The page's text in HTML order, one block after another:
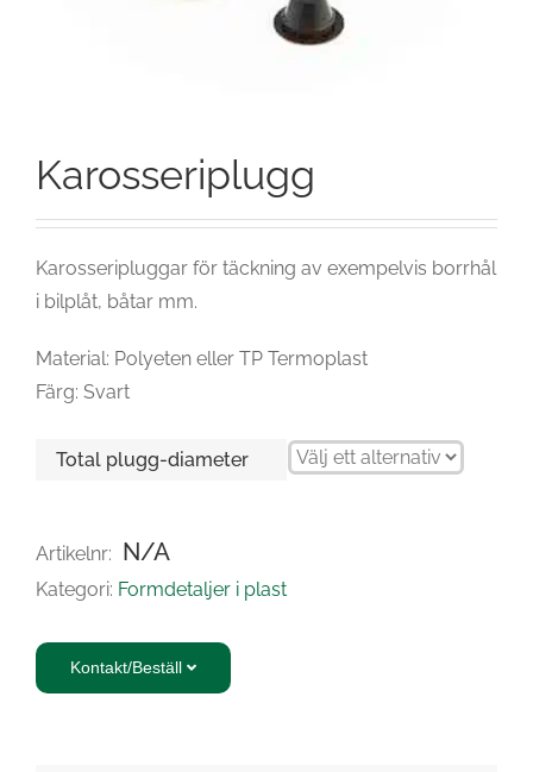
Karosseriplugg
Karosseripluggar för täckning av exempelvis borrhål
i bilplåt, båtar mm.
Material: Polyeten eller TP Termoplast
Färg: Svart
Total plugg-diameter
Artikelnr: N/A
Kategori: Formdetaljer i plast
Kontakt/Beställ